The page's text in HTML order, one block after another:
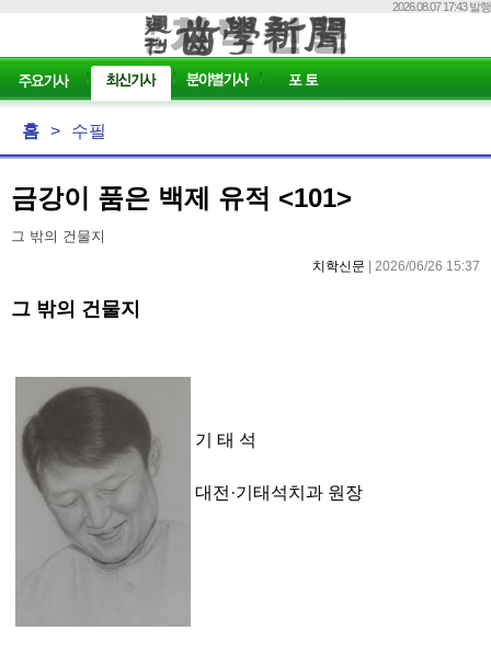
2026.08.07 17:43 발행
홈 > 수필
금강이 품은 백제 유적 <101>
그 밖의 건물지
치학신문 | 2026/06/26 15:37
그 밖의 건물지
기 태 석
대전·기태석치과 원장